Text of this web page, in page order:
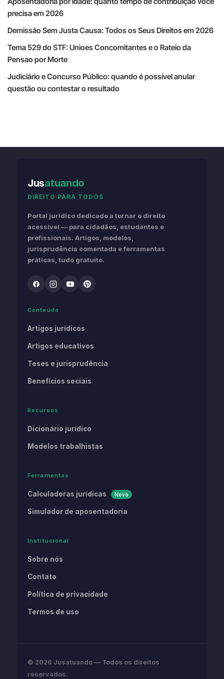
precisa em 2026
Demissão Sem Justa Causa: Todos os Seus Direitos em 2026
Tema 529 do STF: Unioes Concomitantes e o Rateio da
Pensao por Morte
Judiciário e Concurso Público: quando é possível anular
questão ou contestar o resultado
Jusatuando
DIREITO PARA TODOS
Portal jurídico dedicado a tornar o direito
acessível — para cidadãos, estudantes e
profissionais. Artigos, modelos,
jurisprudência comentada e ferramentas
práticas, tudo gratuito.
Conteúdo
Artigos jurídicos
Artigos educativos
Teses e jurisprudência
Benefícios sociais
Recursos
Dicionário jurídico
Modelos trabalhistas
Ferramentas
Calculadoras jurídicas Novo
Simulador de aposentadoria
Institucional
Sobre nós
Contato
Política de privacidade
Termos de uso
© 2026 Jusatuando — Todos os direitos
reservados.